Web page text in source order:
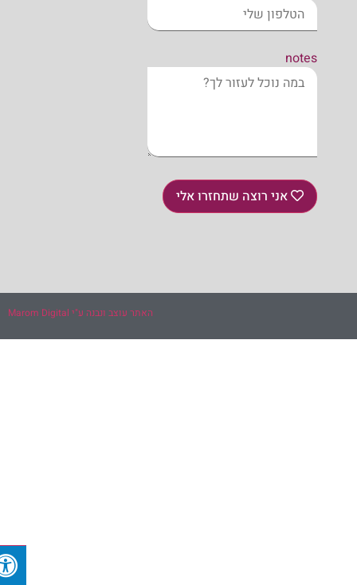
notes
אני רוצה שתחזרו אלי
האתר עוצב ונבנה ע"י Marom Digital